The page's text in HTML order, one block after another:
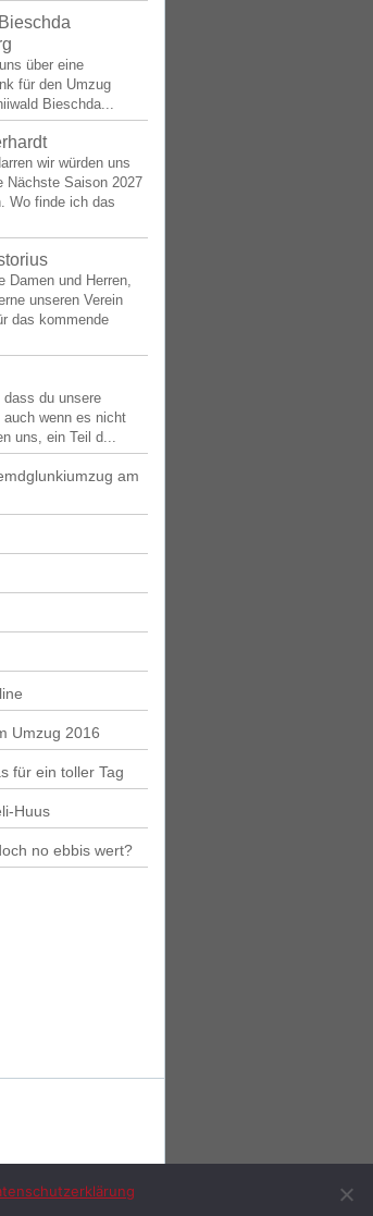
über eine
für den Umzug
Bieschda...
wir würden uns
Nächste Saison 2027
Wo finde ich das
Damen und Herren,
unseren Verein
das kommende
du unsere
wenn es nicht
uns, ein Teil d...
am
Umzug 2016
für ein toller Tag
Huus
no ebbis wert?
. Design byWPlook